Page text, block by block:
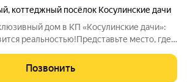
, коттеджный посёлок Косулинские дачи
дом в КП «Косулинские дачи»:
реальностью!Представьте место, где
вам уникальный дом в
посёлке
Позвонить